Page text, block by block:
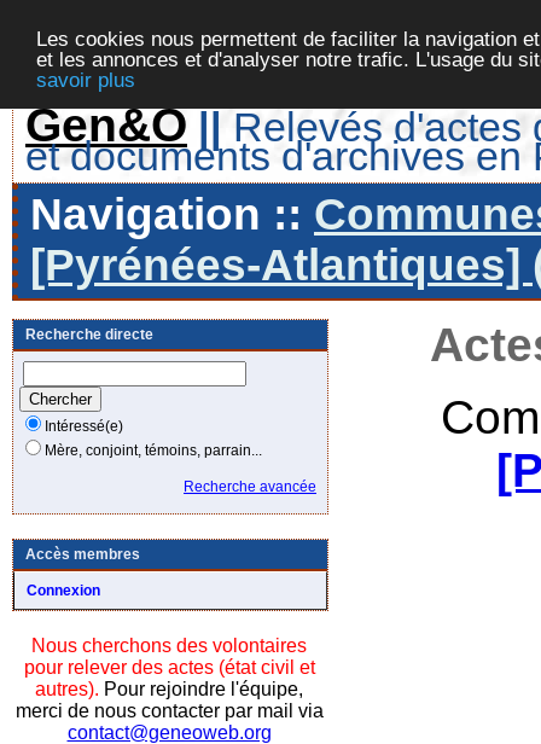
Les cookies nous permettent de faciliter la navigation
et les annonces et d'analyser notre trafic. L'usage du
savoir plus
Gen&O || Relevés d'actes
et documents d'archives en
Navigation ::
[Pyrénées-Atlantiques]
Recherche directe
Intéressé(e)
Mère, conjoint, témoins, parrain...
Recherche avancée
Accès membres
Connexion
Nous cherchons des volontaires
pour relever des actes (état civil et
autres). Pour rejoindre l'équipe,
merci de nous contacter par mail via
contact@geneoweb.org